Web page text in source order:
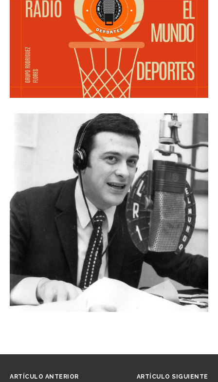
ARTÍCULO ANTERIOR ARTÍCULO SIGUIENTE